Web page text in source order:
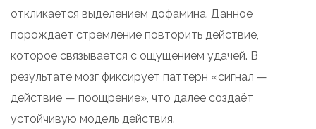
откликается выделением дофамина. Данное
порождает стремление повторить действие,
которое связывается с ощущением удачей. В
результате мозг фиксирует паттерн «сигнал —
действие — поощрение», что далее создаёт
устойчивую модель действия.